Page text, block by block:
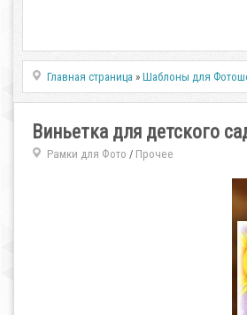
Главная страница »Шаблоны для
Виньетка для детского
Рамки для Фото / Прочее